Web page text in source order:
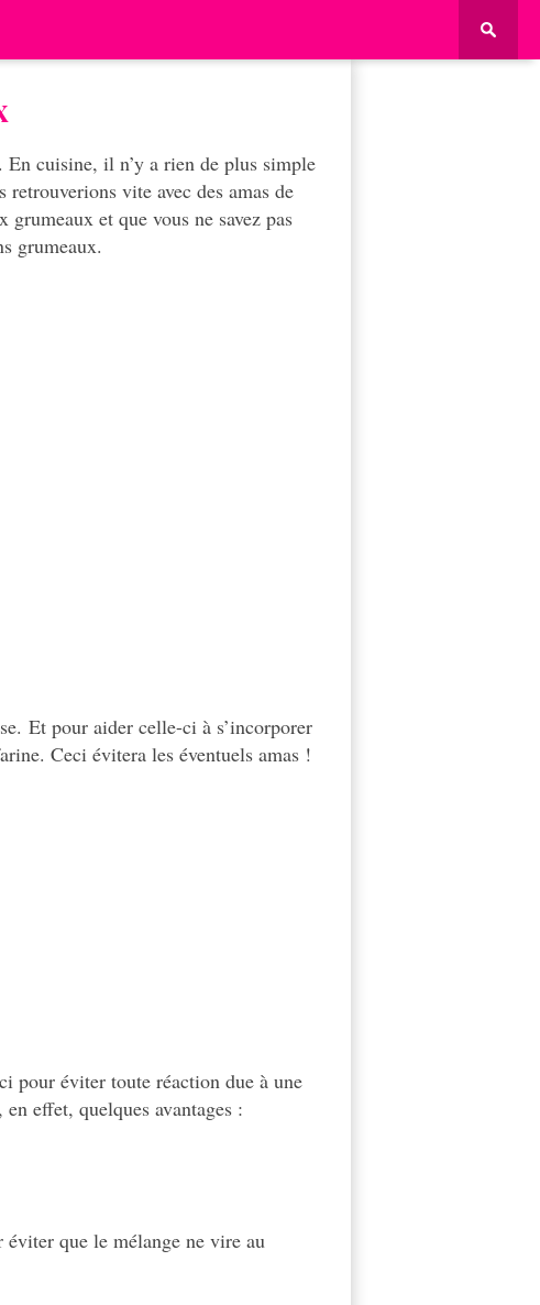
En cuisine, il n’y a rien de plus simple
retrouverions vite avec des amas de
grumeaux et que vous ne savez pas
grumeaux.
Et pour aider celle-ci à s’incorporer
Ceci évitera les éventuels amas !
pour éviter toute réaction due à une
effet, quelques avantages :
éviter que le mélange ne vire au